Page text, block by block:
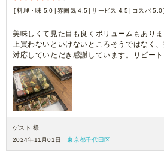
料理・味 5.0 雰囲気 4.5 サービス 4.5 コスパ 5.0
美味しくて見た目も良くボリュームもあり
上買わないといけないところそうではなく
対応していただき感謝しています。リピート
ゲスト 様
2024年11月01日
東京都千代田区